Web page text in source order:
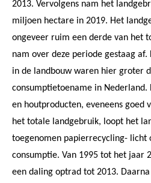
2013. Vervolgens nam het
miljoen hectare in 2019. Het
ongeveer ruim een derde van het
nam over deze periode gestaag
in de landbouw waren hier groter
consumptietoename in
en houtproducten, eveneens goed
het totale landgebruik, loopt het
toegenomen papierrecycling- licht
consumptie. Van 1995 tot het jaar
een daling optrad tot 2013.